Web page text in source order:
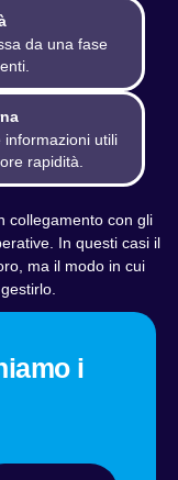
da una fase
informazioni utili
rapidità.
collegamento con gli
In questi casi il
ma il modo in cui
i